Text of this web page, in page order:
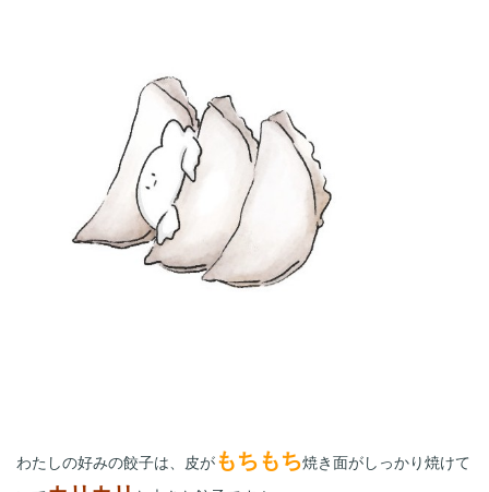
わたしの好みの餃子は、皮がもちもち焼き面がしっかり焼けて